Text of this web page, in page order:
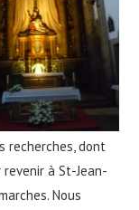
recherches, dont
à St-Jean-
Nous